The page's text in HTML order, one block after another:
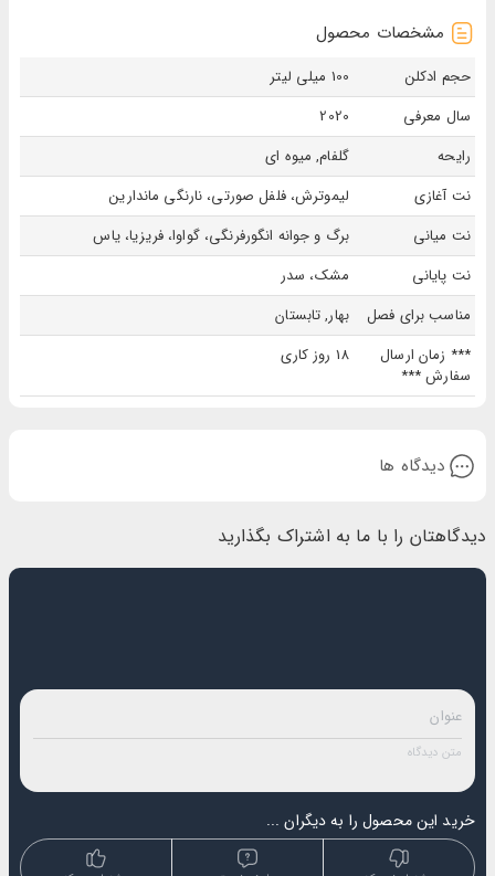
مشخصات محصول
حجم ادکلن
100 میلی لیتر
سال معرفی
2020
رایحه
گلفام, میوه ای
نت آغازی
لیموترش، فلفل صورتی، نارنگی ماندارین
نت میانی
برگ و جوانه انگورفرنگی، گواوا، فریزیا، یاس
نت پایانی
مشک، سدر
مناسب برای فصل
بهار, تابستان
*** زمان ارسال
سفارش ***
18 روز کاری
دیدگاه ها
دیدگاهتان را با ما به اشتراک بگذارید
خرید این محصول را به دیگران ...